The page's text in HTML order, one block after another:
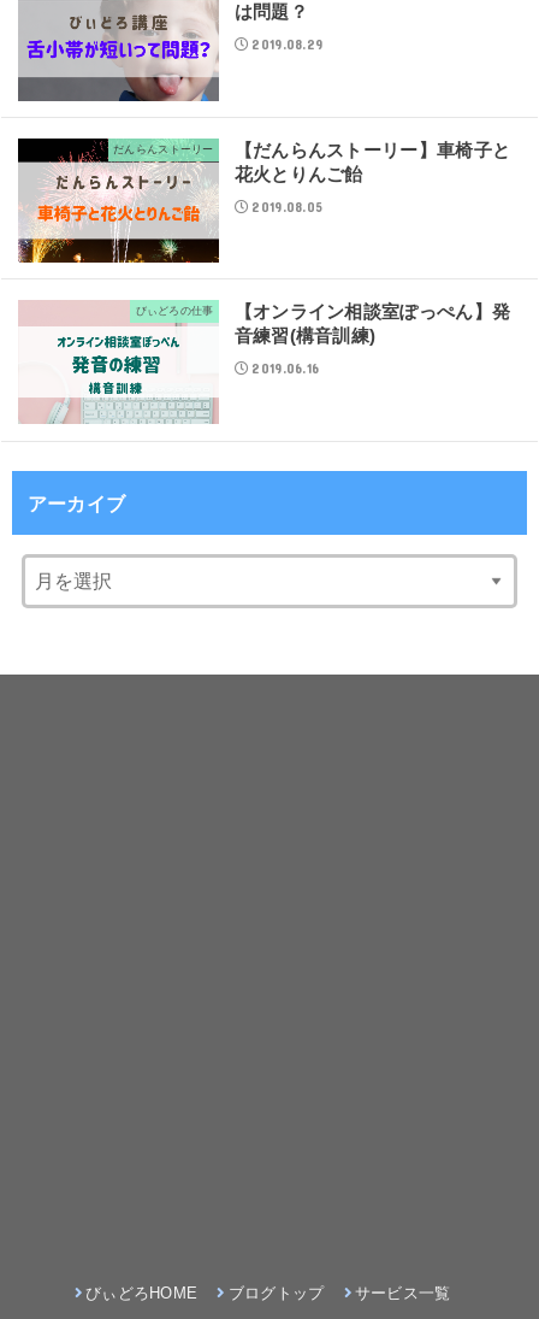
は問題？
2019.08.29
だんらんストーリー
【だんらんストーリー】車椅子と
花火とりんご飴
2019.08.05
びぃどろの仕事
【オンライン相談室ぽっぺん】発
音練習(構音訓練)
2019.06.16
アーカイブ
びぃどろHOME ブログトップ サービス一覧